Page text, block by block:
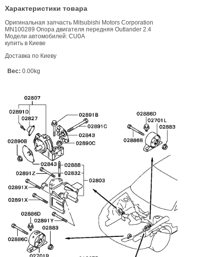
Характеристики товара
Оригинальная запчасть Mitsubishi Motors Corporation
MN100289 Опора двигателя передняя Outlander 2.4
Модели автомобилей: CU0A
купить в Киеве
Доставка по Киеву
Вес: 0.00kg